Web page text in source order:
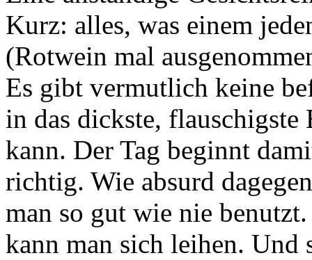
Kurz: alles, was einem
(Rotwein mal
Es gibt vermutlich keine
in das dickste, flauschigste
kann. Der Tag beginnt
richtig. Wie absurd
man so gut wie nie
kann man sich leihen. Und